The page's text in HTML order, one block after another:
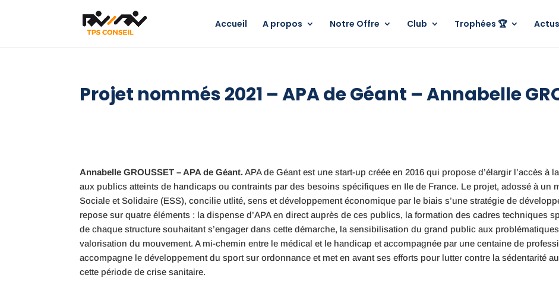
Accueil A propos Notre Offre Club Trophées 🏆 Actus
Projet nommés 2021 – APA de Géant – Annabelle
Annabelle GROUSSET – APA de Géant. APA de Géant est une start-up créée en 2016 qui propose d’élargir l’accès à
aux publics atteints de handicaps ou contraints par des besoins spécifiques en Ile de France. Le projet, adossé à un
Sociale et Solidaire (ESS), concilie utlité, sens et développement économique par le biais s’une stratégie de
repose sur quatre éléments : la dispense d’APA en direct auprès de ces publics, la formation des cadres techniques
de chaque structure souhaitant s’engager dans cette démarche, la sensibilisation du grand public aux
valorisation du mouvement. A mi-chemin entre le médical et le handicap et accompagnée par une centaine de
accompagne le développement du sport sur ordonnance et met en avant ses efforts pour lutter contre la sédentarité
cette période de crise sanitaire.